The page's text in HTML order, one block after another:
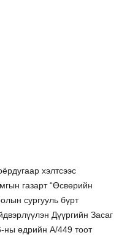
хэлтсээс
газарт “Өсвөрийн
сургууль бүрт
Дүүргийн Засаг
ны өдрийн А/449 тоот